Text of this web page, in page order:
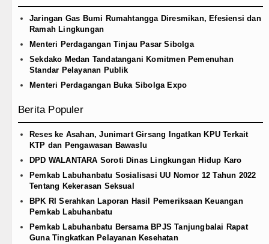
Jaringan Gas Bumi Rumahtangga Diresmikan, Efesiensi dan
Ramah Lingkungan
Menteri Perdagangan Tinjau Pasar Sibolga
Sekdako Medan Tandatangani Komitmen Pemenuhan
Standar Pelayanan Publik
Menteri Perdagangan Buka Sibolga Expo
Berita Populer
Reses ke Asahan, Junimart Girsang Ingatkan KPU Terkait
KTP dan Pengawasan Bawaslu
DPD WALANTARA Soroti Dinas Lingkungan Hidup Karo
Pemkab Labuhanbatu Sosialisasi UU Nomor 12 Tahun 2022
Tentang Kekerasan Seksual
BPK RI Serahkan Laporan Hasil Pemeriksaan Keuangan
Pemkab Labuhanbatu
Pemkab Labuhanbatu Bersama BPJS Tanjungbalai Rapat
Guna Tingkatkan Pelayanan Kesehatan